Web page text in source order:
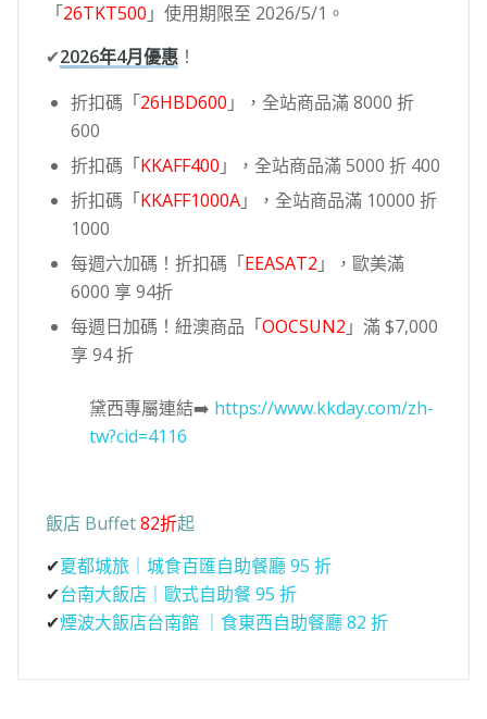
「26TKT500 」使用期限至 2026/5/1。
✔2026年4月優惠！
折扣碼「26HBD600 」，全站商品滿 8000 折
600
折扣碼「KKAFF400 」，全站商品滿 5000 折 400
折扣碼「KKAFF1000A」，全站商品滿 10000 折
1000
每週六加碼！折扣碼「EEASAT2 」，歐美滿
6000 享 94折
每週日加碼！紐澳商品「OOCSUN2 」滿 $7,000
享 94 折
黛西專屬連結➡️ https://www.kkday.com/zh-
tw?cid=4116
飯店 Buffet82折起
✔夏都城旅｜城食百匯自助餐廳 95 折
✔台南大飯店｜歐式自助餐 95 折
✔煙波大飯店台南館 ｜食東西自助餐廳 82 折